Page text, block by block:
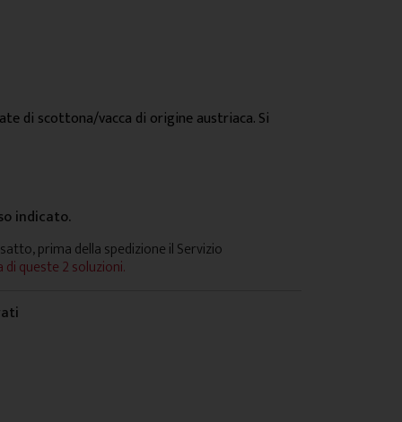
di scottona/vacca di origine austriaca. Si
indicato.
prima della spedizione il Servizio
di queste 2 soluzioni.